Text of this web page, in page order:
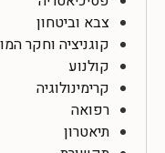
צבא וביטחון
קוגניציה וחקר
קולנוע
קרימינולוגיה
רפואה
תיאטרון